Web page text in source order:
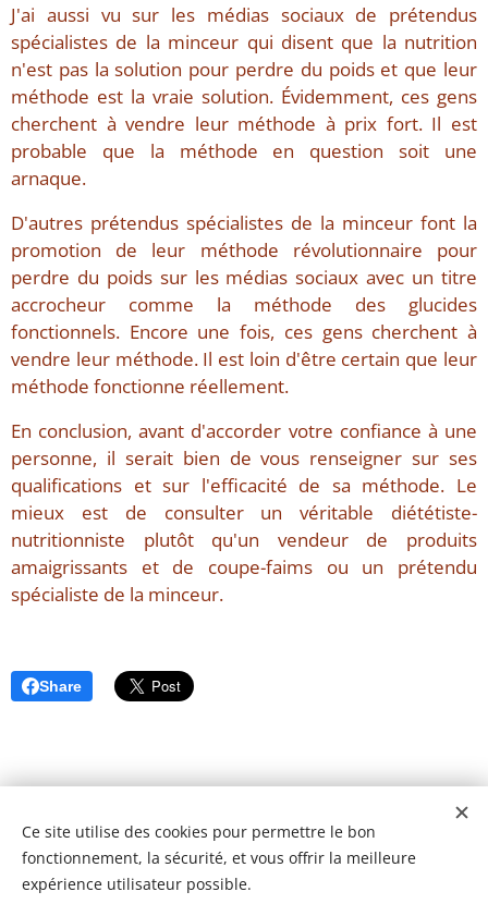
J'ai aussi vu sur les médias sociaux de prétendus
spécialistes de la minceur qui disent que la nutrition
n'est pas la solution pour perdre du poids et que leur
méthode est la vraie solution. Évidemment, ces gens
cherchent à vendre leur méthode à prix fort. Il est
probable que la méthode en question soit une
arnaque.
D'autres prétendus spécialistes de la minceur font la
promotion de leur méthode révolutionnaire pour
perdre du poids sur les médias sociaux avec un titre
accrocheur comme la méthode des glucides
fonctionnels. Encore une fois, ces gens cherchent à
vendre leur méthode. Il est loin d'être certain que leur
méthode fonctionne réellement.
En conclusion, avant d'accorder votre confiance à une
personne, il serait bien de vous renseigner sur ses
qualifications et sur l'efficacité de sa méthode. Le
mieux est de consulter un véritable diététiste-
nutritionniste plutôt qu'un vendeur de produits
amaigrissants et de coupe-faims ou un prétendu
spécialiste de la minceur.
Share
Ce site utilise des cookies pour permettre le bon
fonctionnement, la sécurité, et vous offrir la meilleure
expérience utilisateur possible.